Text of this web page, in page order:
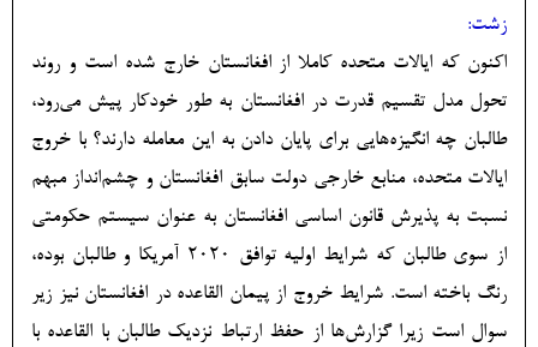
زشت:
اکنون که ایالات متحده کاملا از افغانستان خارج شده است و روند
تحول مدل تقسیم قدرت در افغانستان به طور خودکار پیش می‌‏رود،
طالبان چه انگیزه‏‌هایی برای پایان دادن به این معامله دارند؟ با خروج
ایالات متحده، منابع خارجی دولت سابق افغانستان و چشم‌‏انداز مبهم
نسبت به پذیرش قانون اساسی افغانستان به عنوان سیستم حکومتی
از سوی طالبان که شرایط اولیه توافق 2020 آمریکا و طالبان بوده،
رنگ باخته است. شرایط خروج از پیمان القاعده در افغانستان نیز زیر
سوال است زیرا گزارش‌‏ها از حفظ ارتباط نزدیک طالبان با القاعده با